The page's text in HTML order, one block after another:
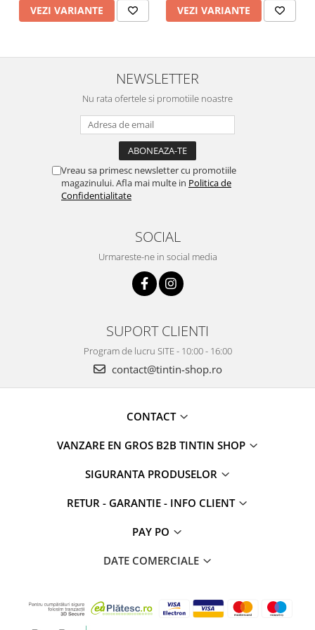
VEZI VARIANTE VEZI VARIANTE
NEWSLETTER
Nu rata ofertele si promotiile noastre
Vreau sa primesc newsletter cu promotiile
magazinului. Afla mai multe in Politica de
Confidentialitate
SOCIAL
Urmareste-ne in social media
SUPORT CLIENTI
Program de lucru SITE - 10:00 - 16:00
contact@tintin-shop.ro
CONTACT
VANZARE EN GROS B2B TINTIN SHOP
SIGURANTA PRODUSELOR
RETUR - GARANTIE - INFO CLIENT
PAY PO
DATE COMERCIALE